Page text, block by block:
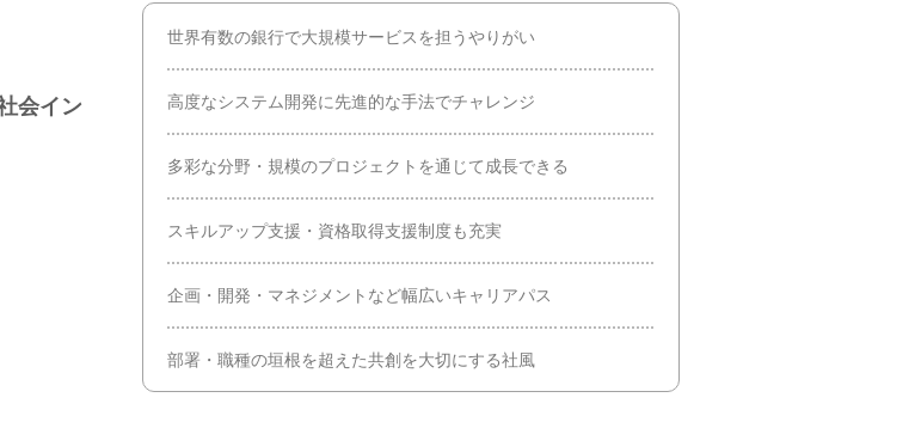
会イン
世界有数の銀行で大規模サービスを担うやりがい
高度なシステム開発に先進的な手法でチャレンジ
多彩な分野・規模のプロジェクトを通じて成長できる
スキルアップ支援・資格取得支援制度も充実
企画・開発・マネジメントなど幅広いキャリアパス
部署・職種の垣根を超えた共創を大切にする社風